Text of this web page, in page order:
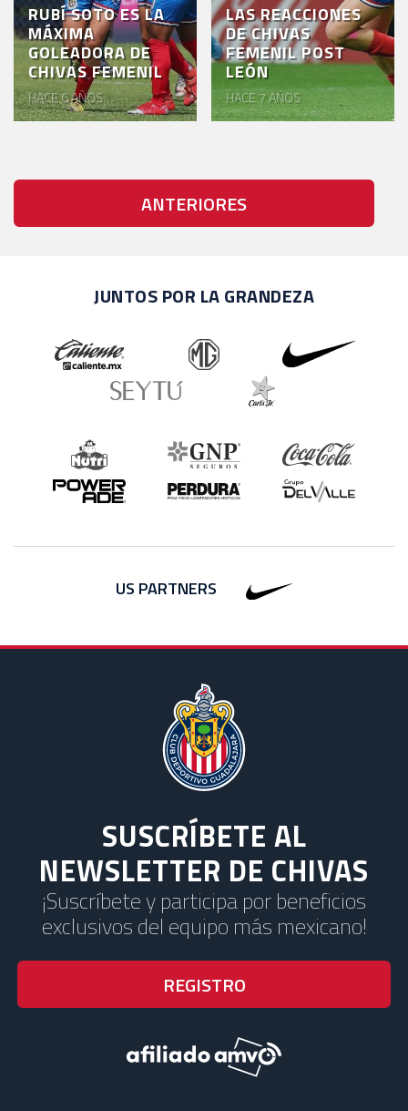
RUBÍ SOTO ES LA
MÁXIMA
GOLEADORA DE
CHIVAS FEMENIL
HACE 6 AÑOS
LAS REACCIONES
DE CHIVAS
FEMENIL POST
LEÓN
HACE 7 AÑOS
ANTERIORES
JUNTOS POR LA GRANDEZA
US PARTNERS
SUSCRÍBETE AL
NEWSLETTER DE CHIVAS
¡Suscríbete y participa por beneficios
exclusivos del equipo más mexicano!